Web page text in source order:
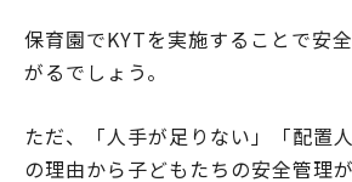
保育園でKYTを実施することで安
がるでしょう。
ただ、「人手が足りない」「配置
の理由から子どもたちの安全管理